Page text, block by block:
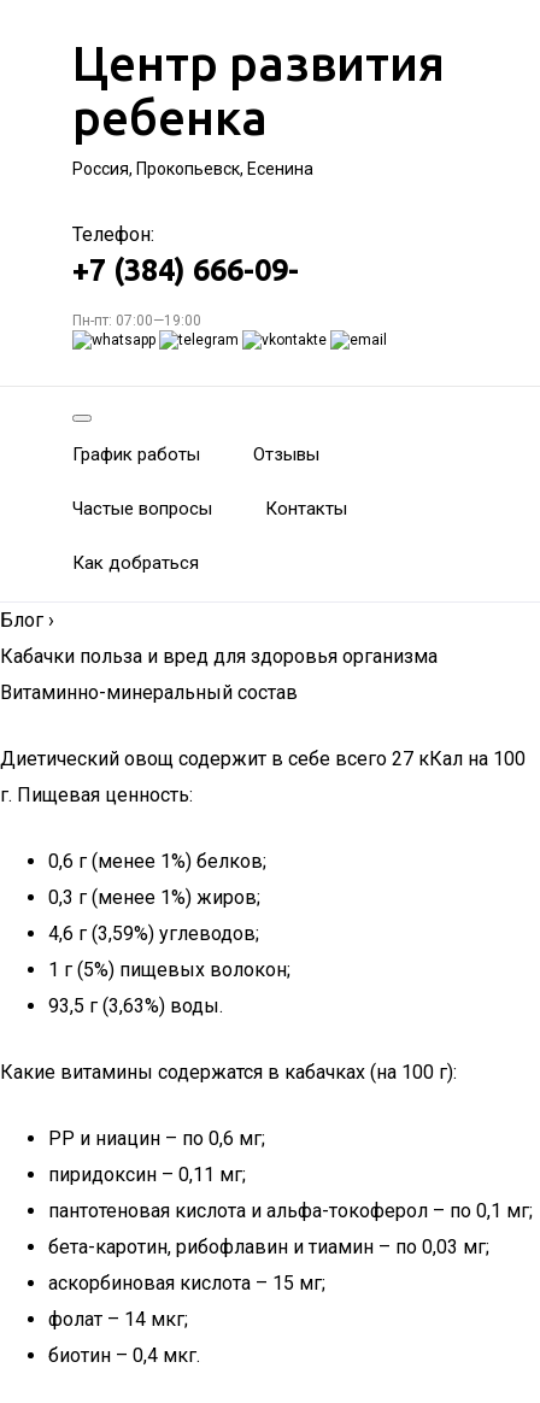
Центр развития
ребенка
Россия, Прокопьевск, Есенина
Телефон:
+7 (384) 666-09-
Пн-пт: 07:00—19:00
График работы Отзывы
Частые вопросы Контакты
Как добраться
Блог ›
Кабачки польза и вред для здоровья организма
Витаминно-минеральный состав
Диетический овощ содержит в себе всего 27 кКал на 100
г. Пищевая ценность:
0,6 г (менее 1%) белков;
0,3 г (менее 1%) жиров;
4,6 г (3,59%) углеводов;
1 г (5%) пищевых волокон;
93,5 г (3,63%) воды.
Какие витамины содержатся в кабачках (на 100 г):
РР и ниацин – по 0,6 мг;
пиридоксин – 0,11 мг;
пантотеновая кислота и альфа-токоферол – по 0,1 мг;
бета-каротин, рибофлавин и тиамин – по 0,03 мг;
аскорбиновая кислота – 15 мг;
фолат – 14 мкг;
биотин – 0,4 мкг.